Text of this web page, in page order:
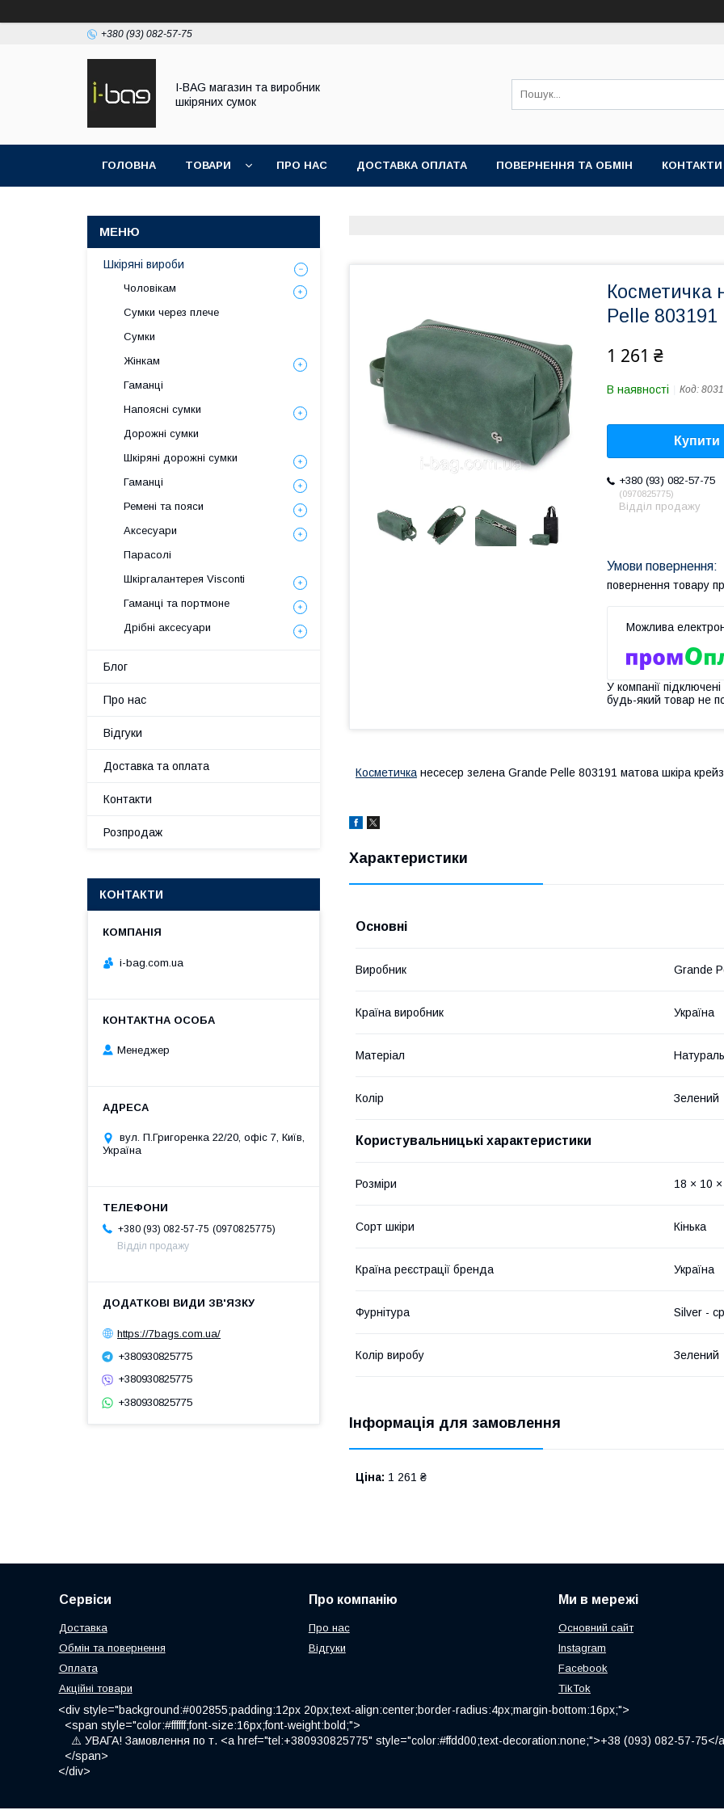
+380 (93) 082-57-75
I-BAG магазин та виробник
шкіряних сумок
ГОЛОВНА ТОВАРИ ПРО НАС ДОСТАВКА ОПЛАТА ПОВЕРНЕННЯ ТА ОБМІН КОНТАКТИ
Косметичка
Pelle 803191
1 261 ₴
В наявності Код:
Купити
+380 (93) 082-57-75
0970825775
Відділ продажу
повернення товару
У компанії
будь-який товар не
Косметичка несесер зелена Grande Pelle 803191 матова шкіра
Характеристики
Основні
Виробник Grande
Країна виробник Україна
Матеріал
Колір Зелений
Користувальницькі характеристики
Розміри 18 × 10 ×
Сорт шкіри Кінька
Країна реєстрації бренда Україна
Фурнітура Silver -
Колір виробу Зелений
Інформація для замовлення
Ціна: 1 261 ₴
Шкіряні вироби
Чоловікам
Сумки через плече
Сумки
Жінкам
Гаманці
Напоясні сумки
Дорожні сумки
Шкіряні дорожні сумки
Гаманці
Ремені та пояси
Аксесуари
Парасолі
Шкіргалантерея Visconti
Гаманці та портмоне
Дрібні аксесуари
Блог
Про нас
Відгуки
Доставка та оплата
Контакти
Розпродаж
КОНТАКТИ
i-bag.com.ua
Менеджер
вул. П.Григоренка 22/20, офіс 7, Київ,
Україна
+380 (93) 082-57-75
0970825775
Відділ продажу
https://7bags.com.ua/
+380930825775
+380930825775
+380930825775
Сервіси
Доставка
Обмін та повернення
Оплата
Акційні товари
Про компанію
Про нас
Відгуки
Ми в мережі
Основний сайт
Instagram
Facebook
TikTok
<div style="background:#002855;padding:12px 20px;text-align:center;border-radius:4px;margin-bottom:16px;">
<span style="color:#ffffff;font-size:16px;font-weight:bold;">
⚠️ УВАГА! Замовлення по т. <a href="tel:+380930825775" style="color:#ffdd00;text-decoration:none;">+38 (093) 082-57-
</span>
</div>